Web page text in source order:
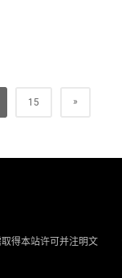
15 »
得本站许可并注明文